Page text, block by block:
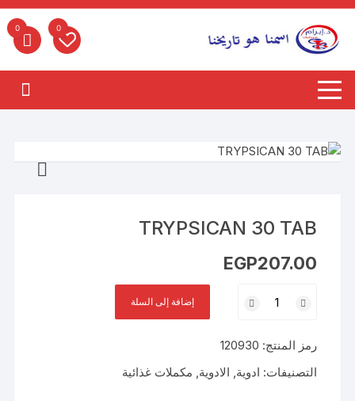
التجاوز
المحتوى
0
0
TRYPSICAN 30 TAB
EGP207.00
TRYPSICAN
TAB
إضافة إلى السلة
رمز المنتج: 120930
التصنيفات: ادوية, الادوية, مكملات غذائية